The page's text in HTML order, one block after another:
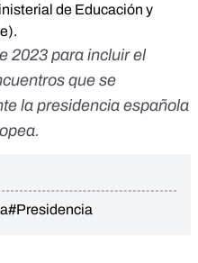
de Educación y
2023 para incluir el
que se
la presidencia española
#Presidencia